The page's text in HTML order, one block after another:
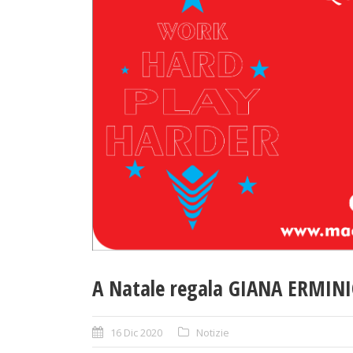
A Natale regala GIANA
16 Dic 2020 Notizie